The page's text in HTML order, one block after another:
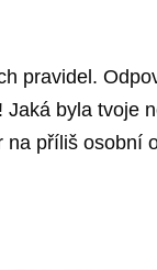
pravidel.
byla
příliš